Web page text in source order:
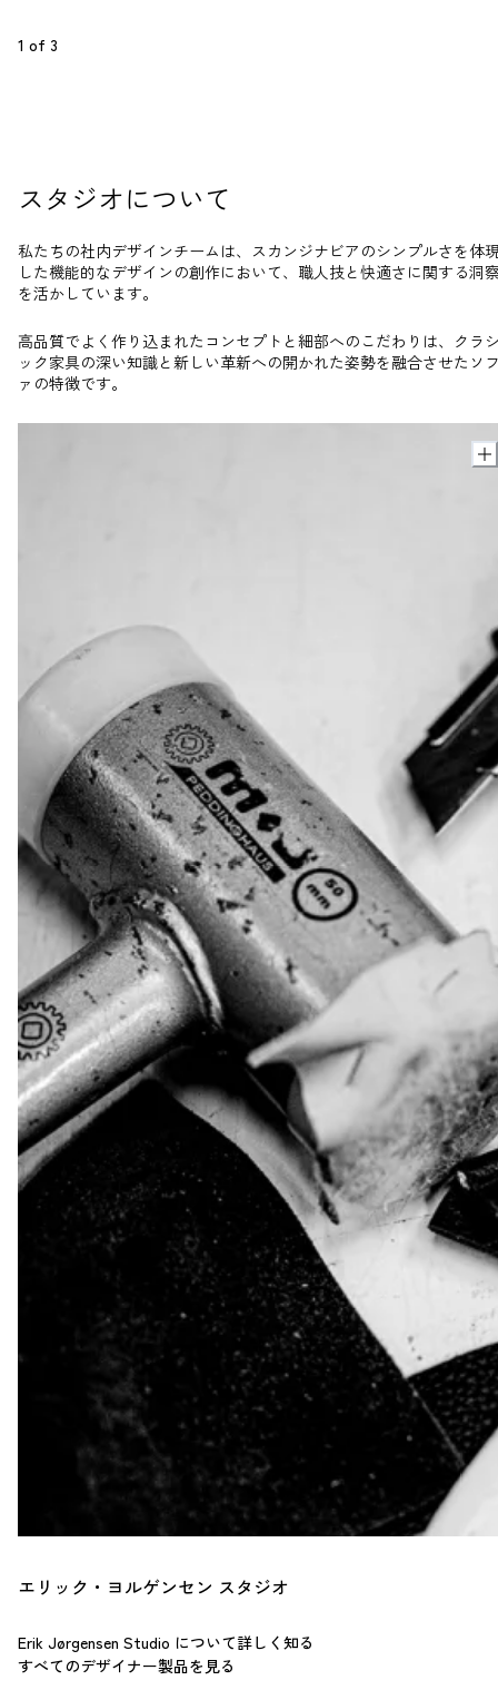
1 of 3
スタジオについて
私たちの社内デザインチームは、スカンジナビアのシンプルさを体
した機能的なデザインの創作において、職人技と快適さに関する洞
を活かしています。
高品質でよく作り込まれたコンセプトと細部へのこだわりは、クラ
ック家具の深い知識と新しい革新への開かれた姿勢を融合させたソ
ァの特徴です。
エリック・ヨルゲンセン スタジオ
Erik Jørgensen Studio について詳しく知る
すべてのデザイナー製品を見る